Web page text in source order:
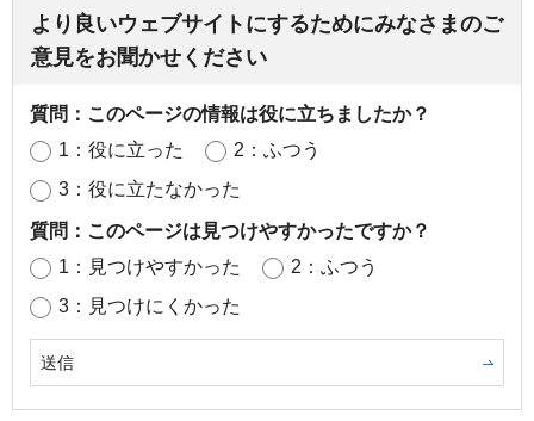
より良いウェブサイトにするためにみなさまのご
意見をお聞かせください
質問：このページの情報は役に立ちましたか？
1：役に立った
2：ふつう
3：役に立たなかった
質問：このページは見つけやすかったですか？
1：見つけやすかった
2：ふつう
3：見つけにくかった